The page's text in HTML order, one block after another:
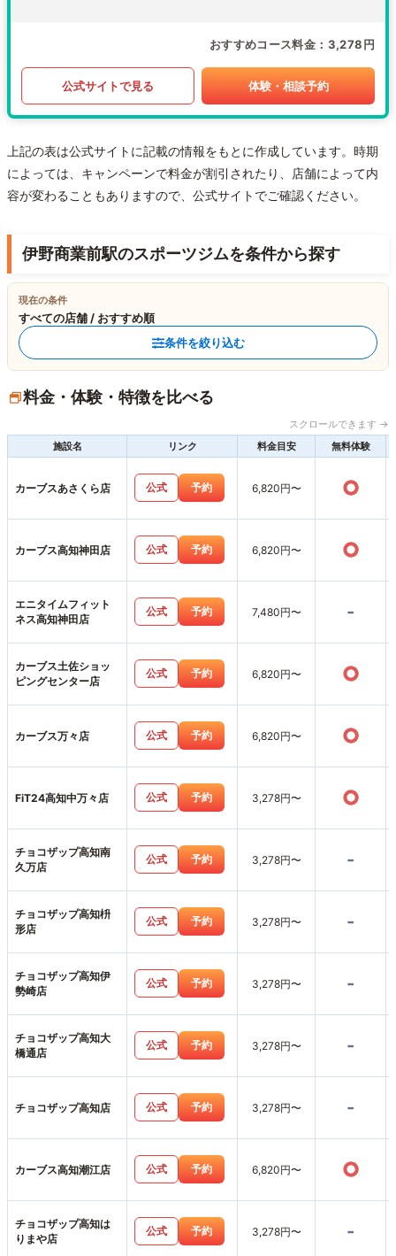
おすすめコース料金 3,278円
公式サイトで見る 体験・相談予約
上記の表は公式サイトに記載の情報をもとに作成しています。時期
によっては、キャンペーンで料金が割引されたり、店舗によって内
容が変わることもありますので、公式サイトでご確認ください。
伊野商業前駅のスポーツジムを条件から探す
現在の条件
すべての店舗 / おすすめ順
条件を絞り込む
料金・体験・特徴を比べる
スクロールできます →
施設名
リンク 料金目安 無料体験
カーブスあさくら店 公式 予約 6,820円〜 ○
カーブス高知神田店 公式 予約 6,820円〜 ○
エニタイムフィット
ネス高知神田店
公式 予約 7,480円〜 -
カーブス土佐ショッ
ピングセンター店
公式 予約 6,820円〜 ○
カーブス万々店 公式 予約 6,820円〜 ○
FiT24高知中万々店 公式 予約 3,278円〜 ○
チョコザップ高知南
久万店
公式 予約 3,278円〜 -
チョコザップ高知枡
形店
公式 予約 3,278円〜 -
チョコザップ高知伊
勢崎店
公式 予約 3,278円〜 -
チョコザップ高知大
橋通店
公式 予約 3,278円〜 -
チョコザップ高知店 公式 予約 3,278円〜 -
カーブス高知潮江店 公式 予約 6,820円〜 ○
チョコザップ高知は
りまや店
公式 予約 3,278円〜 -